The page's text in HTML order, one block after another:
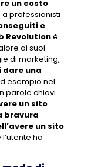
un costo
a professionisti
e
Revolutionè
ai suoi
di marketing,
dare una
esempio nel
parole chiavi
un sito
bravura
un sito
ha